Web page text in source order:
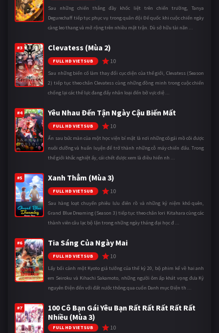
Sau những chiến thắng đầy khốc liệt trên chiến trường, Tanya
Degurechaff tiếp tục phục vụ trong quân đội Đế quốc khi cuộc chiến ngày
càng leo thang và mở rộng trên nhiều mặt trận. Dù sở hữu tài năn ...
#3 Clevatess (Mùa 2)
FULL HD VIETSUB 10
Sau những biến cố làm thay đổi cục diện của thế giới, Clevatess (Season
2) tiếp tục theo chân Clevatess cùng những đồng minh trong cuộc chiến
chống lại các thế lực đang đẩy nhân loại đến bờ vực diệ ...
#4 Yêu Nhau Đến Tận Ngày Cậu Biến Mất
FULL HD VIETSUB 10
Ẩn sau bức màn của một học viện bí mật là nơi những cô gái mồ côi được
nuôi dưỡng và huấn luyện để trở thành những cỗ máy chiến đấu. Trong
thế giới khắc nghiệt ấy, cái chết được xem là điều hiển nh ...
#5 Xanh Thẳm (Mùa 3)
FULL HD VIETSUB 10
Sau hàng loạt chuyến phiêu lưu điên rồ và những kỷ niệm khó quên,
Grand Blue Dreaming (Season 3) tiếp tục theo chân Iori Kitahara cùng các
thành viên câu lạc bộ lặn trong những ngày tháng đại học đ ...
#6 Tia Sáng Của Ngày Mai
FULL HD VIETSUB 10
Lấy bối cảnh một Kyoto giả tưởng của thế kỷ 20, bộ phim kể về hai anh
em Seiroku và Kihachi Sakamoto, những người ôm ấp khát vọng đưa Kỷ
nguyên Điện đến với đất nước thông qua cuốn Danh mục Điện th ...
#7
100 Cô Bạn Gái Yêu Bạn Rất Rất Rất Rất Rất
Nhiều (Mùa 3)
FULL HD VIETSUB 10